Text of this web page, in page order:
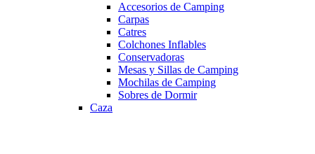
Accesorios de Camping
Carpas
Catres
Colchones Inflables
Conservadoras
Mesas y Sillas de Camping
Mochilas de Camping
Sobres de Dormir
Caza